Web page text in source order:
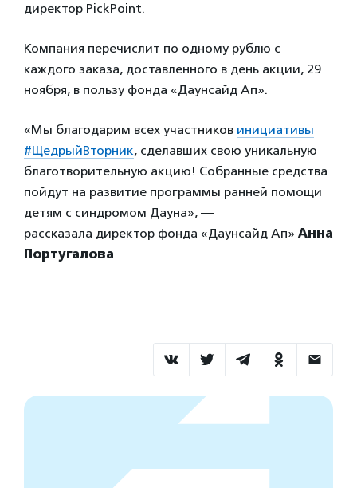
директор PickPoint.
Компания перечислит по одному рублю с
каждого заказа, доставленного в день акции, 29
ноября, в пользу фонда «Даунсайд Ап».
«Мы благодарим всех участников инициативы
#ЩедрыйВторник, сделавших свою уникальную
благотворительную акцию! Собранные средства
пойдут на развитие программы ранней помощи
детям с синдромом Дауна», —
рассказала директор фонда «Даунсайд Ап» Анна
Португалова.